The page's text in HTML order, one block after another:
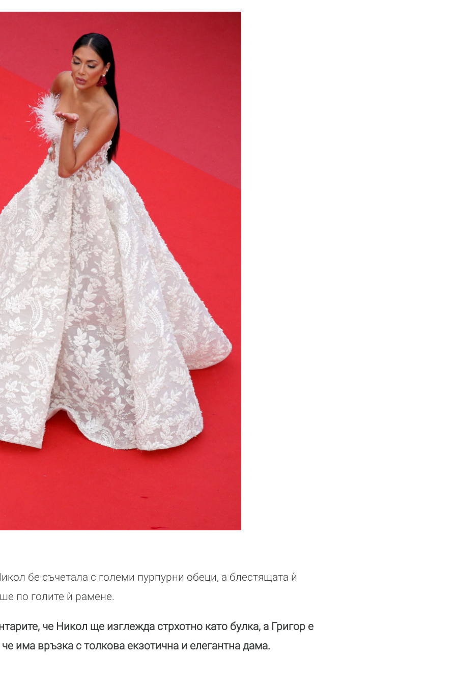
бе съчетала с големи пурпурни обеци, а блестящата ѝ
по голите ѝ рамене.
че Никол ще изглежда стрхотно като булка, а Григор е
има връзка с толкова екзотична и елегантна дама.